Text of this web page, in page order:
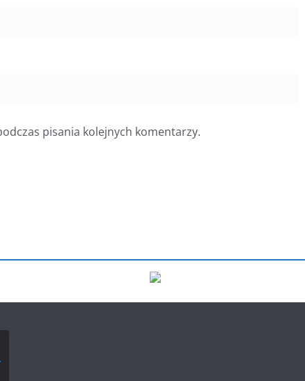
pisania kolejnych komentarzy.